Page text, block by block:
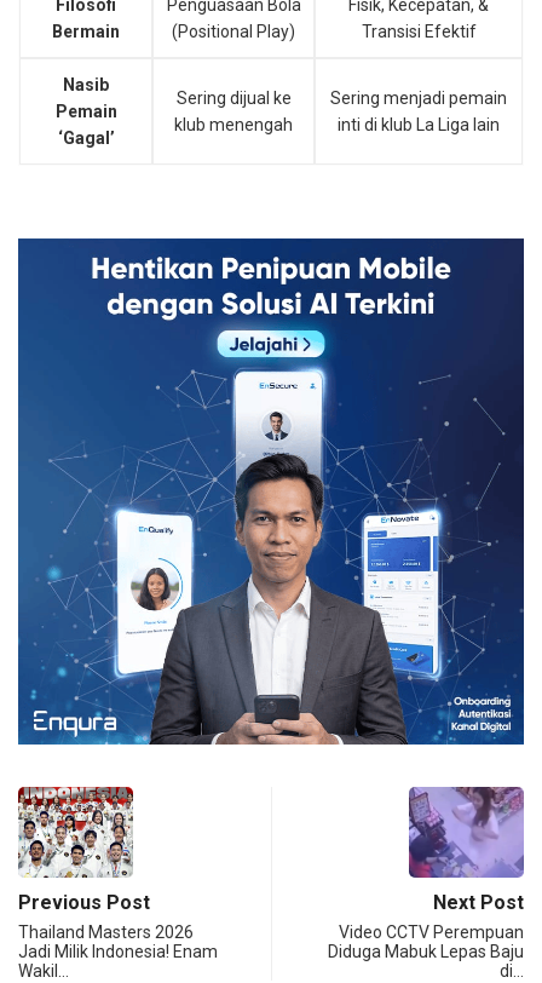
Filosofi
Bermain
Penguasaan Bola
(Positional Play)
Fisik, Kecepatan, &
Transisi Efektif
Nasib
Pemain
‘Gagal’
Sering dijual ke
klub menengah
Sering menjadi pemain
inti di klub La Liga lain
Previous Post
Thailand Masters 2026
Jadi Milik Indonesia! Enam
Wakil…
Next Post
Video CCTV Perempuan
Diduga Mabuk Lepas Baju
di…